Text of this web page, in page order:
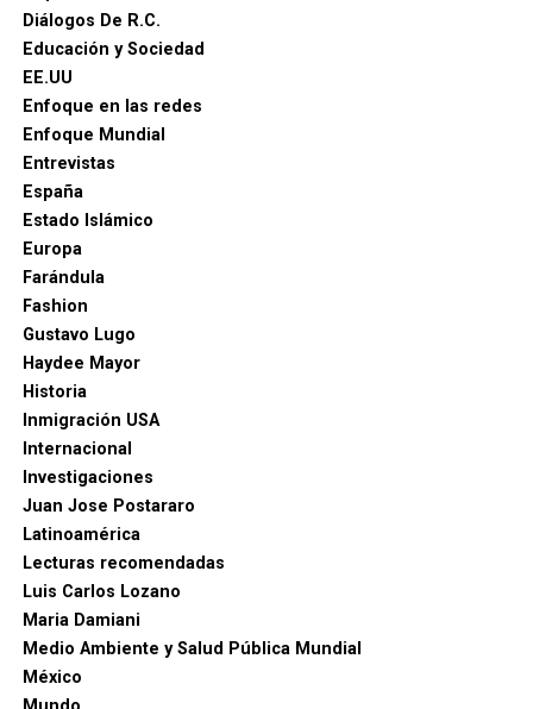
Diálogos De R.C.
Educación y Sociedad
EE.UU
Enfoque en las redes
Enfoque Mundial
Entrevistas
España
Estado Islámico
Europa
Farándula
Fashion
Gustavo Lugo
Haydee Mayor
Historia
Inmigración USA
Internacional
Investigaciones
Juan Jose Postararo
Latinoamérica
Lecturas recomendadas
Luis Carlos Lozano
Maria Damiani
Medio Ambiente y Salud Pública Mundial
México